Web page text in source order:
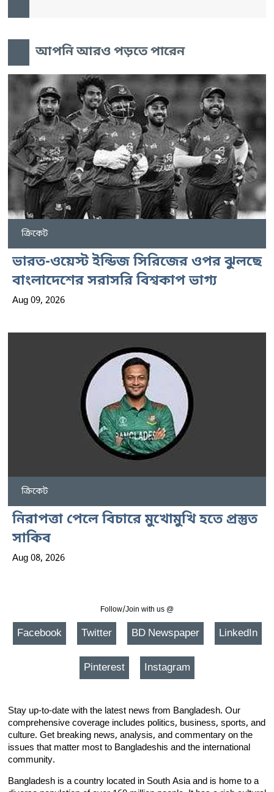
আপনি আরও পড়তে পারেন
ক্রিকেট
ভারত-ওয়েস্ট ইন্ডিজ সিরিজের ওপর ঝুলছে
বাংলাদেশের সরাসরি বিশ্বকাপ ভাগ্য
Aug 09, 2026
ক্রিকেট
নিরাপত্তা পেলে বিচারে মুখোমুখি হতে প্রস্তুত
সাকিব
Aug 08, 2026
Follow/Join with us @
Facebook Twitter BD Newspaper LinkedIn
Pinterest Instagram
Stay up-to-date with the latest news from Bangladesh. Our
comprehensive coverage includes politics, business, sports, and
culture. Get breaking news, analysis, and commentary on the
issues that matter most to Bangladeshis and the international
community.
Bangladesh is a country located in South Asia and is home to a